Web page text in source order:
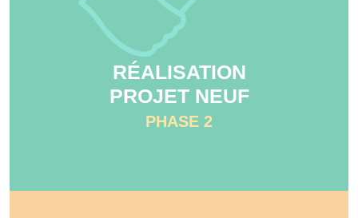
RÉALISATION
PROJET NEUF
PHASE 2